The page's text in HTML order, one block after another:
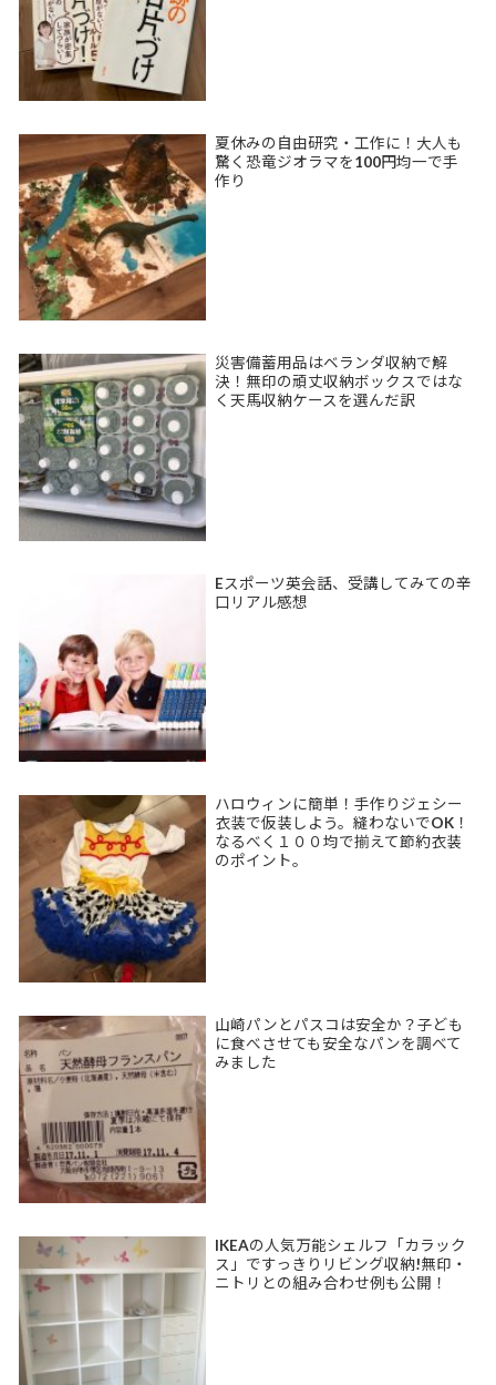
夏休みの自由研究・工作に！大人も
驚く恐竜ジオラマを100円均一で手
作り
災害備蓄用品はベランダ収納で解
決！無印の頑丈収納ボックスではな
く天馬収納ケースを選んだ訳
Eスポーツ英会話、受講してみての辛
口リアル感想
ハロウィンに簡単！手作りジェシー
衣装で仮装しよう。縫わないでOK！
なるべく１００均で揃えて節約衣装
のポイント。
山崎パンとパスコは安全か？子ども
に食べさせても安全なパンを調べて
みました
IKEAの人気万能シェルフ「カラック
ス」ですっきりリビング収納!無印・
ニトリとの組み合わせ例も公開！